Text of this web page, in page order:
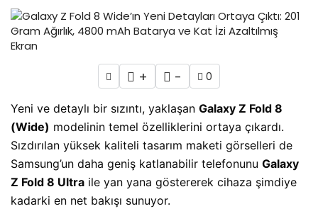
+ - 0
Yeni ve detaylı bir sızıntı, yaklaşan Galaxy Z Fold 8
(Wide) modelinin temel özelliklerini ortaya çıkardı.
Sızdırılan yüksek kaliteli tasarım maketi görselleri de
Samsung’un daha geniş katlanabilir telefonunu Galaxy
Z Fold 8 Ultra ile yan yana göstererek cihaza şimdiye
kadarki en net bakışı sunuyor.